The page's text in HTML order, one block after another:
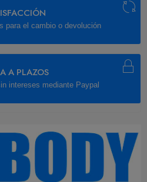
para el cambio o devolución
A PLAZOS
intereses mediante Paypal